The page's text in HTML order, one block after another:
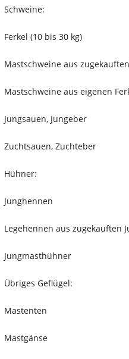
Schweine:
Ferkel (10 bis 30 kg)
Mastschweine aus
Mastschweine aus eigenen
Jungsauen, Jungeber
Zuchtsauen, Zuchteber
Hühner:
Junghennen
Legehennen aus zugekauften
Jungmasthühner
Übriges Geflügel:
Mastenten
Mastgänse